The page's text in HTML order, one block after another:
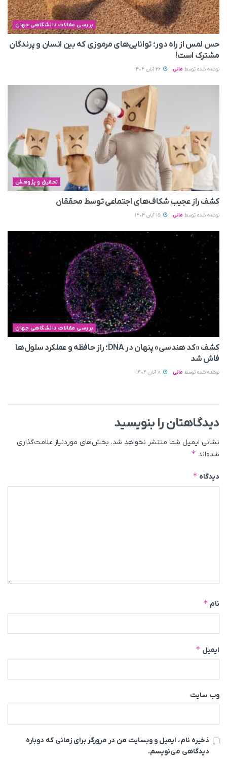
بررسی مقالات دانشگاهی جهان
حس لمس از راه دور؛ توانایی‌های مرموزی که بین انسان و پرندگان
مشترک است!
نوشته شده توسط مانی
تحقیق و پژوهش
کشف راز عجیب شکاف‌های اجتماعی توسط محققان
نوشته شده توسط مانی
بررسی مقالات دانشگاهی جهان
کشف «کد هندسی» پنهان در DNA؛ راز حافظه و عملکرد سلول‌ها
فاش شد
نوشته شده توسط مانی
دیدگاهتان را بنویسید
نشانی ایمیل شما منتشر نخواهد شد. بخش‌های موردنیاز علامت‌گذاری
شده‌اند *
دیدگاه *
نام *
ایمیل *
وب‌ سایت
ذخیره نام، ایمیل و وبسایت من در مرورگر برای زمانی که دوباره
دیدگاهی می‌نویسم.